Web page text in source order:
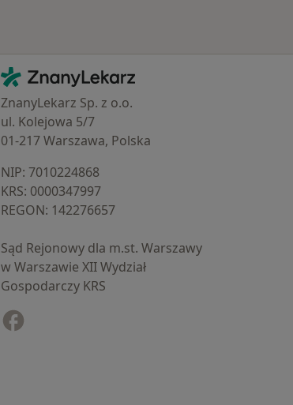
Kontakt
ZnanyLekarz - Strona główna
ZnanyLekarz Sp. z o.o.
ul. Kolejowa 5/7
01-217 Warszawa, Polska
NIP: ⁠7010224868
KRS: ⁠0000347997
REGON: ⁠142276657
Sąd Rejonowy dla m.st. Warszawy
w Warszawie XII Wydział
Gospodarczy KRS